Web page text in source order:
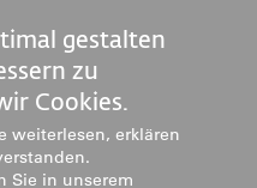
& Entwicklung
gestalten
zu
Cookies.
weiterlesen, erklären
Sie in unserem